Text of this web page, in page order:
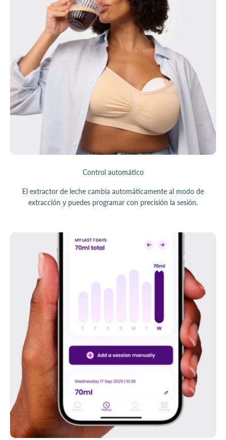
Control automático
El extractor de leche cambia automáticamente al modo de
extracción y puedes programar con precisión la sesión.